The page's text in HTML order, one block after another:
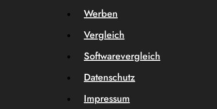
Werben
Vergleich
Softwarevergleich
Datenschutz
Impressum